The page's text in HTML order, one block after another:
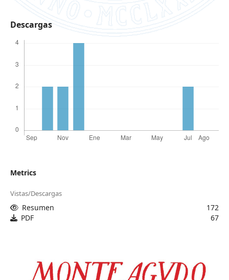
Descargas
Metrics
Vistas/Descargas
Resumen
172
PDF
67